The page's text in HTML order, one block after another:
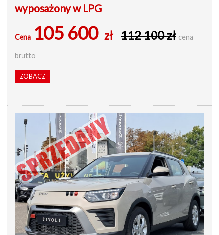
wyposażony w LPG
Cena 105 600 zł 112 100 zł cena
brutto
ZOBACZ